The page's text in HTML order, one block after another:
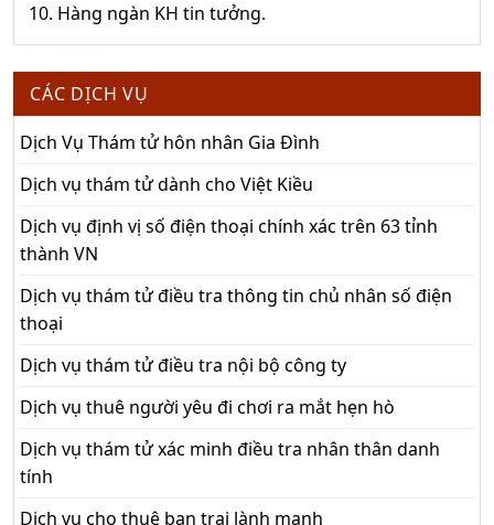
10. Hàng ngàn KH tin tưởng.
CÁC DỊCH VỤ
Dịch Vụ Thám tử hôn nhân Gia Đình
Dịch vụ thám tử dành cho Việt Kiều
Dịch vụ định vị số điện thoại chính xác trên 63 tỉnh
thành VN
Dịch vụ thám tử điều tra thông tin chủ nhân số điện
thoại
Dịch vụ thám tử điều tra nội bộ công ty
Dịch vụ thuê người yêu đi chơi ra mắt hẹn hò
Dịch vụ thám tử xác minh điều tra nhân thân danh
tính
Dịch vụ cho thuê bạn trai lành mạnh